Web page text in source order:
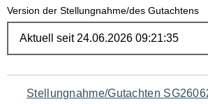
Version der Stellungnahme/des Gutachtens
Navigation
Stellungnahme/Gutachten